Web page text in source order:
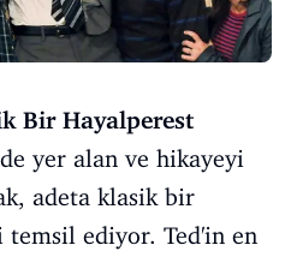
Bir Hayalperest
yer alan ve hikayeyi
adeta klasik bir
ediyor. Ted'in en